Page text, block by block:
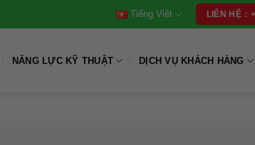
Tiếng Việt LIÊN HỆ：
NĂNG LỰC KỸ THUẬT DỊCH VỤ KHÁCH HÀNG